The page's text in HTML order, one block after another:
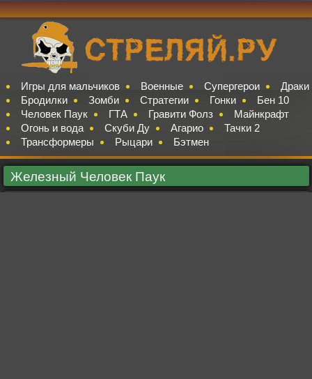
Игры для мальчиков Военные Супергерои
Драки
Бродилки
Зомби Стратегии Гонки
Бен 10
Человек Паук
ГТА Гравити Фолз
Майнкрафт
Огонь и вода
Скуби Ду Агарио
Тачки 2
Трансформеры
Рыцари Бэтмен
Железный Человек Паук